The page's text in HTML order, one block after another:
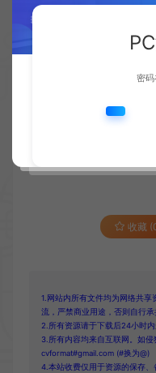
此资源仅限注册用户
收藏
1.网站内所有文件均为网络共享
流，严禁商业用途，否则自行承
2.所有资源请于下载后24小时
3.所有内容均来自互联网。如侵
cvformat#gmail.com (#换为@)
4.本站收费仅用于资源的保存
密码